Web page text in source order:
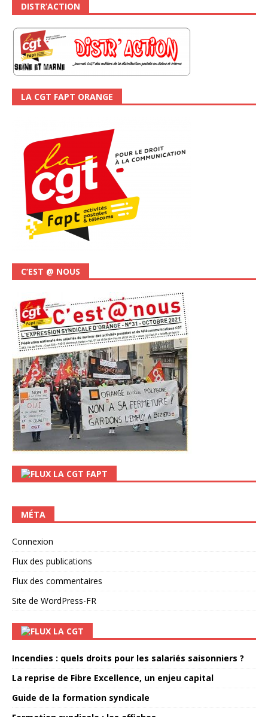
DISTR’ACTION
LA CGT FAPT ORANGE
C’EST @ NOUS
LA CGT FAPT
MÉTA
Connexion
Flux des publications
Flux des commentaires
Site de WordPress-FR
LA CGT
Incendies : quels droits pour les salariés saisonniers ?
La reprise de Fibre Excellence, un enjeu capital
Guide de la formation syndicale